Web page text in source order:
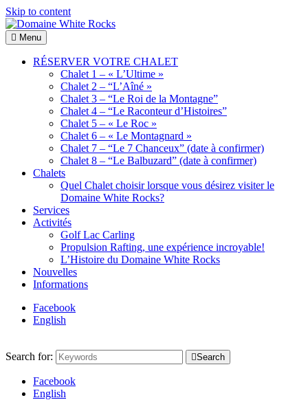
Skip to content
Domaine
White
Location
Menu
RÉSERVER VOTRE CHALET
Chalet 1 – « L’Ultime »
Chalet 2 – “L’Aîné »
Chalet 3 – “Le Roi de la Montagne”
Chalet 4 – “Le Raconteur d’Histoires”
Chalet 5 – « Le Roc »
Chalet 6 – « Le Montagnard »
Chalet 7 – “Le 7 Chanceux” (date à confirmer)
Chalet 8 – “Le Balbuzard” (date à confirmer)
Chalets
Quel Chalet choisir lorsque vous désirez visiter le
Domaine White Rocks?
Services
Activités
Golf Lac Carling
Propulsion Rafting, une expérience incroyable!
L’Histoire du Domaine White Rocks
Nouvelles
Informations
Facebook
English
Search for: Search
Facebook
English